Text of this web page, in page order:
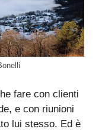
fare con clienti
e con riunioni
lui stesso. Ed è